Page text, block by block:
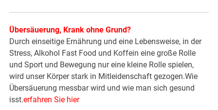
Übersäuerung, Krank ohne Grund?
Durch einseitige Ernährung und eine Lebensweise, in der
Stress, Alkohol Fast Food und Koffein eine große Rolle
und Sport und Bewegung nur eine kleine Rolle spielen,
wird unser Körper stark in Mitleidenschaft gezogen.Wie
Übersäuerung messbar wird und wie man sich gesund
isst.erfahren Sie hier